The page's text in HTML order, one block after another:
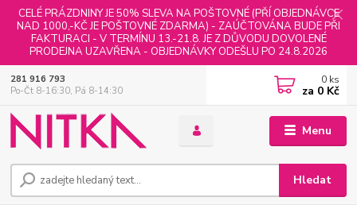
CELÉ PRÁZDNINY JE 50% SLEVA NA POŠTOVNÉ (PŘÍ OBJEDNÁVCE
NAD 1000,-KČ JE POŠTOVNÉ ZDARMA) - ZAÚČTOVÁNA BUDE PŘI
FAKTURACI - V TERMÍNU 13.-21.8. JE Z DŮVODU DOVOLENÉ
PRODEJNA UZAVŘENA - OBJEDNÁVKY ODEŠLU PO 24.8.2026
Menu
Hledat
281 916 793
Po-Čt 8-16:30, Pá 8-14:30
0 ks
za 0 Kč